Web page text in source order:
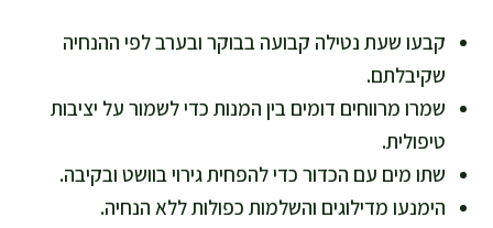
קבעו שעת נטילה קבועה בבוקר ובערב לפי ההנחיה
שקיבלתם.
שמרו מרווחים דומים בין המנות כדי לשמור על יציבות
טיפולית.
שתו מים עם הכדור כדי להפחית גירוי בוושט ובקיבה.
הימנעו מדילוגים והשלמות כפולות ללא הנחיה.